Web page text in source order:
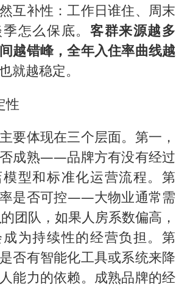
互补性：工作日谁住、周末
怎么保底。 客群来源越多
越错峰，全年入住率曲线越
就越稳定。
性
要体现在三个层面。第一，
成熟——品牌方有没有经过
型和标准化运营流程。第
是否可控——大物业通常需
的团队，如果人房系数偏高，
为持续性的经营负担。第
否有智能化工具或系统来降
能力的依赖。成熟品牌的经